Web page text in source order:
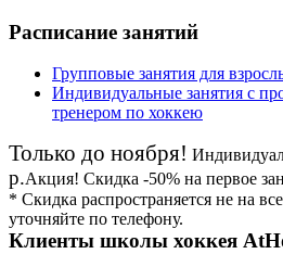
Расписание занятий
Групповые занятия для
Индивидуальные занятия с
тренером по хоккею
Только до ноября!
р.Акция! Скидка -50% на первое
* Скидка распространяется не на
уточняйте по телефону.
Клиенты школы хоккея